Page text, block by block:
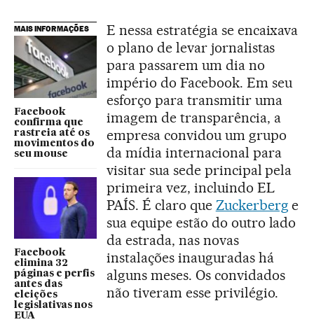
MAIS INFORMAÇÕES
Facebook
confirma que
rastreia até os
movimentos do
seu mouse
Facebook
elimina 32
páginas e perfis
antes das
eleições
legislativas nos
EUA
E nessa estratégia se encaixava
o plano de levar jornalistas
para passarem um dia no
império do Facebook. Em seu
esforço para transmitir uma
imagem de transparência, a
empresa convidou um grupo
da mídia internacional para
visitar sua sede principal pela
primeira vez, incluindo EL
PAÍS. É claro que Zuckerberg e
sua equipe estão do outro lado
da estrada, nas novas
instalações inauguradas há
alguns meses. Os convidados
não tiveram esse privilégio.